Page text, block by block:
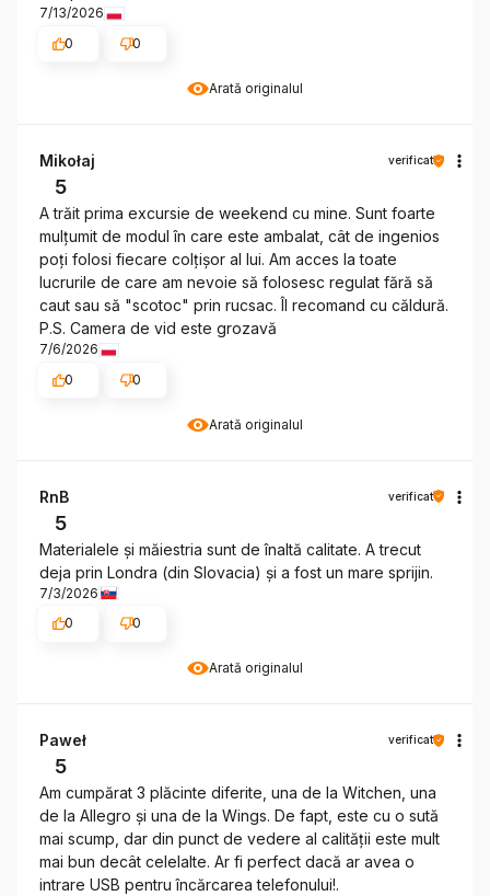
Arată originalul
7/13/2026
0
0
Arată originalul
Mikołaj verificat
5
A trăit prima excursie de weekend cu mine. Sunt foarte
mulțumit de modul în care este ambalat, cât de ingenios
poți folosi fiecare colțișor al lui. Am acces la toate
lucrurile de care am nevoie să folosesc regulat fără să
caut sau să "scotoc" prin rucsac. Îl recomand cu căldură.
P.S. Camera de vid este grozavă
7/6/2026
0
0
Arată originalul
RnB verificat
5
Materialele și măiestria sunt de înaltă calitate. A trecut
deja prin Londra (din Slovacia) și a fost un mare sprijin.
7/3/2026
0
0
Paweł verificat
5
Am cumpărat 3 plăcinte diferite, una de la Witchen, una
de la Allegro și una de la Wings. De fapt, este cu o sută
mai scump, dar din punct de vedere al calității este mult
mai bun decât celelalte. Ar fi perfect dacă ar avea o
intrare USB pentru încărcarea telefonului!.